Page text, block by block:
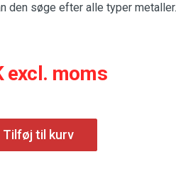
den søge efter alle typer metaller.
excl. moms
Tilføj til kurv